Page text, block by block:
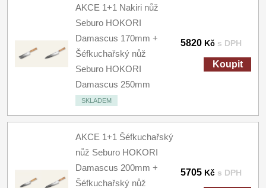
AKCE 1+1 Nakiri nůž
Seburo HOKORI
Damascus 170mm +
Šéfkuchařský nůž
Seburo HOKORI
Damascus 250mm
SKLADEM
5820 Kč s DPH
Koupit
AKCE 1+1 Šéfkuchařský
nůž Seburo HOKORI
Damascus 200mm +
Šéfkuchařský nůž
5705 Kč s DPH